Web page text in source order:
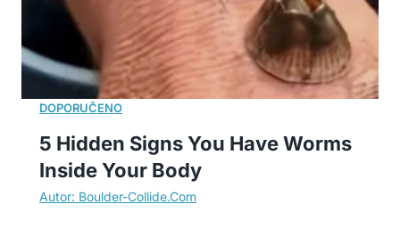
5 Hidden Signs You Have Worms
Inside Your Body